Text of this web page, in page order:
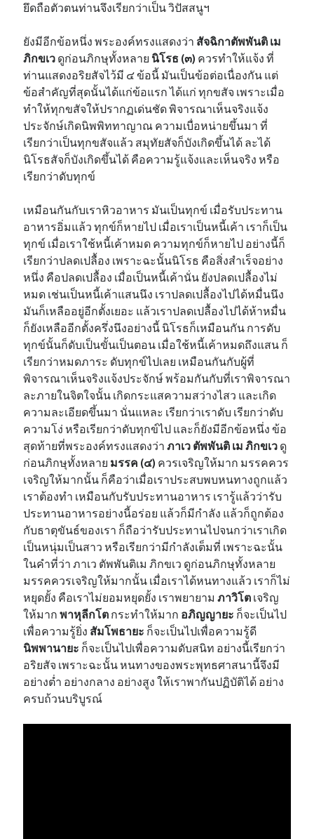
ยึดถือตัวตนท่านจึงเรียกว่าเป็น วิปัสสนูฯ
ยังมีอีกข้อหนึ่ง พระองค์ทรงแสดงว่า สัจฉิกาตัพพันติ เม
ภิกขเว ดูก่อนภิกษุทั้งหลาย นิโรธ (๓) ควรทำให้แจ้ง ที่
ท่านแสดงอริยสัจไว้มี ๔ ข้อนี้ มันเป็นข้อต่อเนื่องกัน แต่
ข้อสำคัญที่สุดนั้นได้แก่ข้อแรก ได้แก่ ทุกขสัจ เพราะเมื่อ
ทำให้ทุกขสัจให้ปรากฏเด่นชัด พิจารณาเห็นจริงแจ้ง
ประจักษ์เกิดนิพพิททาญาณ ความเบื่อหน่ายขึ้นมา ที่
เรียกว่าเป็นทุกขสัจแล้ว สมุทัยสัจก็บังเกิดขึ้นได้ ละได้
นิโรธสัจก็บังเกิดขึ้นได้ คือความรู้แจ้งและเห็นจริง หรือ
เรียกว่าดับทุกข์
เหมือนกันกับเราหิวอาหาร มันเป็นทุกข์ เมื่อรับประทาน
อาหารอิ่มแล้ว ทุกข์ก็หายไป เมื่อเราเป็นหนี้เค้า เราก็เป็น
ทุกข์ เมื่อเราใช้หนี้เค้าหมด ความทุกข์ก็หายไป อย่างนี้ก็
เรียกว่าปลดเปลื้อง เพราะฉะนั้นนิโรธ คือสิ่งสำเร็จอย่าง
หนึ่ง คือปลดเปลื้อง เมื่อเป็นหนี้เค้านั่น ยังปลดเปลื้องไม่
หมด เช่นเป็นหนี้เค้าแสนนึง เราปลดเปลื้องไปได้หมื่นนึง
มันก็เหลืออยู่อีกตั้งเยอะ แล้วเราปลดเปลื้องไปได้ห้าหมื่น
ก็ยังเหลืออีกตั้งครึ่งนึงอย่างนี้ นิโรธก็เหมือนกัน การดับ
ทุกข์นั้นก็ดับเป็นขั้นเป็นตอน เมื่อใช้หนี้เค้าหมดถึงแสน ก็
เรียกว่าหมดภาระ ดับทุกข์ไปเลย เหมือนกันกับผู้ที่
พิจารณาเห็นจริงแจ้งประจักษ์ พร้อมกันกับที่เราพิจารณา
ละภายในจิตใจนั้น เกิดกระแสความสว่างไสว และเกิด
ความละเอียดขึ้นมา นั่นแหละ เรียกว่าเราดับ เรียกว่าดับ
ความโง่ หรือเรียกว่าดับทุกข์ไป และก็ยังมีอีกข้อหนึ่ง ข้อ
สุดท้ายที่พระองค์ทรงแสดงว่าภาเว ตัพพันติ เม ภิกขเว ดู
ก่อนภิกษุทั้งหลาย มรรค (๔) ควรเจริญให้มาก มรรคควร
เจริญให้มากนั้น ก็คือว่าเมื่อเราประสบพบหนทางถูกแล้ว
เราต้องทำ เหมือนกับรับประทานอาหาร เรารู้แล้วว่ารับ
ประทานอาหารอย่างนี้อร่อย แล้วก็มีกำลัง แล้วก็ถูกต้อง
กับธาตุขันธ์ของเรา ก็ถือว่ารับประทานไปจนกว่าเราเกิด
เป็นหนุ่มเป็นสาว หรือเรียกว่ามีกำลังเต็มที่ เพราะฉะนั้น
ในคำที่ว่า ภาเว ตัพพันติเม ภิกขเว ดูก่อนภิกษุทั้งหลาย
มรรคควรเจริญให้มากนั้น เมื่อเราได้หนทางแล้ว เราก็ไม่
หยุดยั้ง คือเราไม่ยอมหยุดยั้ง เราพยายาม ภาวิโต เจริญ
ให้มากพาหุลีกโต กระทำให้มาก อภิญญายะ ก็จะเป็นไป
เพื่อความรู้ยิ่ง สัมโพธายะ ก็จะเป็นไปเพื่อความรู้ดี
นิพพานายะ ก็จะเป็นไปเพื่อความดับสนิท อย่างนี้เรียกว่า
อริยสัจ เพราะฉะนั้น หนทางของพระพุทธศาสนานี้จึงมี
อย่างต่ำ อย่างกลาง อย่างสูง ให้เราพากันปฏิบัติได้ อย่าง
ครบถ้วนบริบูรณ์